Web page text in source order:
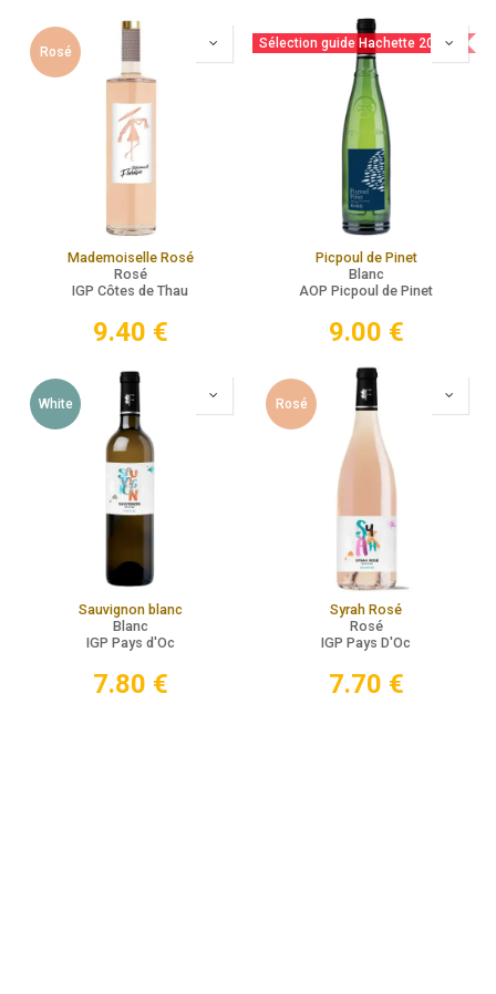
Rosé
Mademoiselle Rosé
Rosé
IGP Côtes de Thau
9.40 €
Sélection guide Hachette 2025
Picpoul de Pinet
Blanc
AOP Picpoul de Pinet
9.00 €
White
Sauvignon blanc
Blanc
IGP Pays d'Oc
7.80 €
Rosé
Syrah Rosé
Rosé
IGP Pays D'Oc
7.70 €